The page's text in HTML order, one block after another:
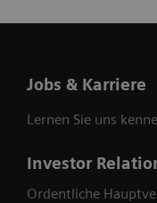
Jobs & Karriere
Lernen Sie uns
Investor
Ordentliche